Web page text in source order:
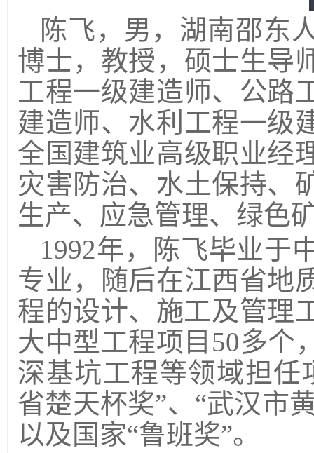
陈飞，男，湖南邵东
博士，教授，硕士生导
工程一级建造师、公路
建造师、水利工程一级
全国建筑业高级职业经
灾害防治、水土保持、
生产、应急管理、绿色
1992年，陈飞毕业于
专业，随后在江西省地
程的设计、施工及管理
大中型工程项目 50多个
深基坑工程等领域担任
省楚天杯奖”、“武汉市
以及国家“鲁班奖”。